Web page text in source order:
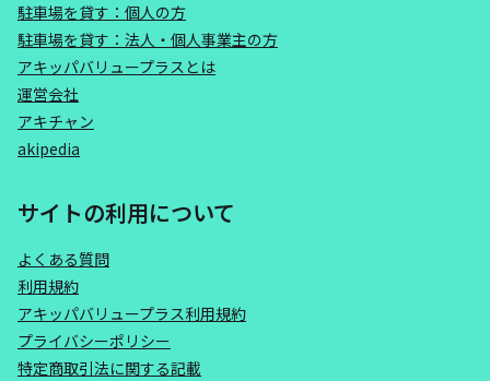
駐車場を貸す：個人の方
駐車場を貸す：法人・個人事業主の方
アキッパバリュープラスとは
運営会社
アキチャン
akipedia
サイトの利用について
よくある質問
利用規約
アキッパバリュープラス利用規約
プライバシーポリシー
特定商取引法に関する記載